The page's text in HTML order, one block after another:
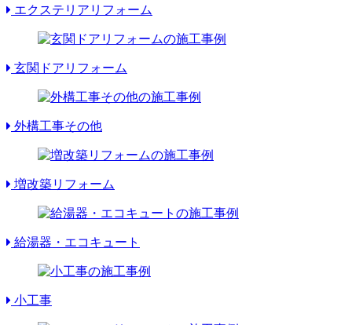
エクステリアリフォーム
玄関ドアリフォーム
外構工事その他
増改築リフォーム
給湯器・エコキュート
小工事